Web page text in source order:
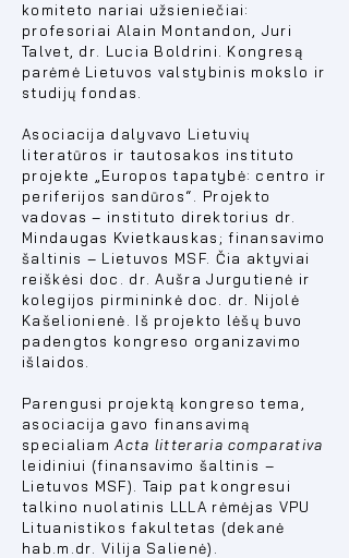
komiteto nariai užsieniečiai:
profesoriai Alain Montandon, Juri
Talvet, dr. Lucia Boldrini. Kongresą
parėmė Lietuvos valstybinis mokslo ir
studijų fondas.
Asociacija dalyvavo Lietuvių
literatūros ir tautosakos instituto
projekte „Europos tapatybė: centro ir
periferijos sandūros“. Projekto
vadovas – instituto direktorius dr.
Mindaugas Kvietkauskas; finansavimo
šaltinis – Lietuvos MSF. Čia aktyviai
reiškėsi doc. dr. Aušra Jurgutienė ir
kolegijos pirmininkė doc. dr. Nijolė
Kašelionienė. Iš projekto lėšų buvo
padengtos kongreso organizavimo
išlaidos.
Parengusi projektą kongreso tema,
asociacija gavo finansavimą
specialiamActa litteraria comparativa
leidiniui (finansavimo šaltinis –
Lietuvos MSF). Taip pat kongresui
talkino nuolatinis LLLA rėmėjas VPU
Lituanistikos fakultetas (dekanė
hab.m.dr. Vilija Salienė).